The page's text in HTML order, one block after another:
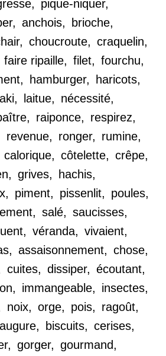
, pique-niquer,
, anchois, brioche,
, choucroute, craquelin,
faire ripaille, filet, fourchu,
, hamburger, haricots,
, laitue, nécessité,
, raiponce, respirez,
revenue, ronger, rumine,
calorique, côtelette, crêpe,
, grives, hachis,
, piment, pissenlit, poules,
, salé, saucisses,
, véranda, vivaient,
, assaisonnement, chose,
cuites, dissiper, écoutant,
, immangeable, insectes,
noix, orge, pois, ragoût,
augure, biscuits, cerises,
, gorger, gourmand,